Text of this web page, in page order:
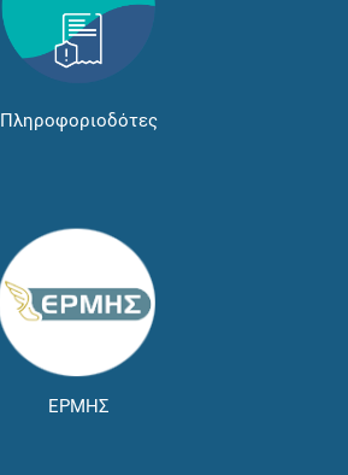
Πληροφοριοδότες
ΕΡΜΗΣ